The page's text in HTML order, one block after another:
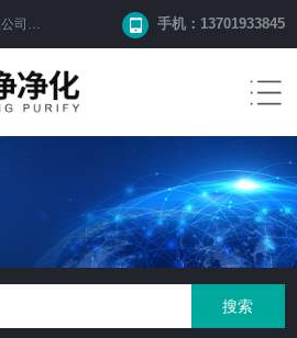
欢迎访问上海沪净医疗器械有限公司网站！ 手机：13701933845